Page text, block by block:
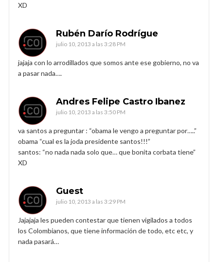
XD
Rubén Darío Rodrígue
julio 10, 2013 a las 3:28 PM
jajaja con lo arrodillados que somos ante ese gobierno, no va
a pasar nada….
Andres Felipe Castro Ibanez
julio 10, 2013 a las 3:50 PM
va santos a preguntar : “obama le vengo a preguntar por…..”
obama “cual es la joda presidente santos!!!”
santos: “no nada nada solo que… que bonita corbata tiene”
XD
Guest
julio 10, 2013 a las 3:29 PM
Jajajaja les pueden contestar que tienen vigilados a todos
los Colombianos, que tiene información de todo, etc etc, y
nada pasará…